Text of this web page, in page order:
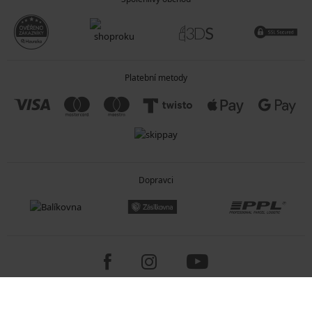
můžete docílit velmi ženského vzhledu. Slušet vám budou vysoko
vykrojené kalhotky a brazilky, Push-Up plavky, asymetrické střihy a
zdobení v podobě šňůrek, volánů či prostřihů.
Postava typu přesýpací hodiny
postavou, kterou si přeje mnoho žen po celém světě. Nebojte se ukázat
plavky s podprsenkou v bardot stylu, plavky s tanga kalhotkami, bikiny
se zavazováním za krk nebo jednodílné plavky s prostřihy.
Přečtěte si náš článek a objevte, jaké plavky budou slušet vašim
Do čeho u vody obléknout muže, aby se cítili pohodlně?
podšité jemnou síťovinou a zajistí tak pohodlí i bez spodního prádla.
slipové plavky jsou nestárnoucí klasikou, navíc pánům umožní
maximální opálení.
Platební metody
Dopravci